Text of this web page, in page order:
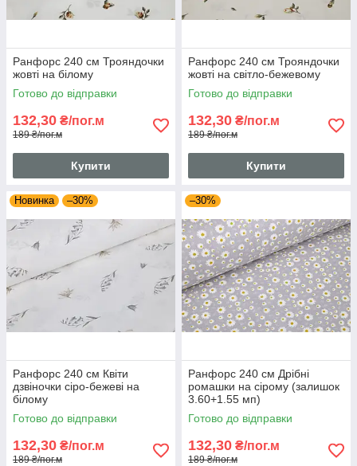
Ранфорс 240 см Трояндочки
жовті на білому
Готово до відправки
132,30 ₴/пог.м
189 ₴/пог.м
Купити
Ранфорс 240 см Трояндочки
жовті на світло-бежевому
Готово до відправки
132,30 ₴/пог.м
189 ₴/пог.м
Купити
Новинка –30%
Ранфорс 240 см Квіти
дзвіночки сіро-бежеві на
білому
Готово до відправки
132,30 ₴/пог.м
189 ₴/пог.м
–30%
Ранфорс 240 см Дрібні
ромашки на сірому (залишок
3.60+1.55 мп)
Готово до відправки
132,30 ₴/пог.м
189 ₴/пог.м